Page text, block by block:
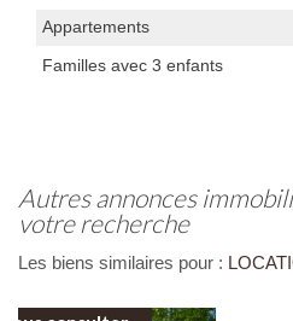
Appartements
Familles avec 3 enfants
autres annonces immobilières correspondant à
votre recherche
Les biens similaires pour :